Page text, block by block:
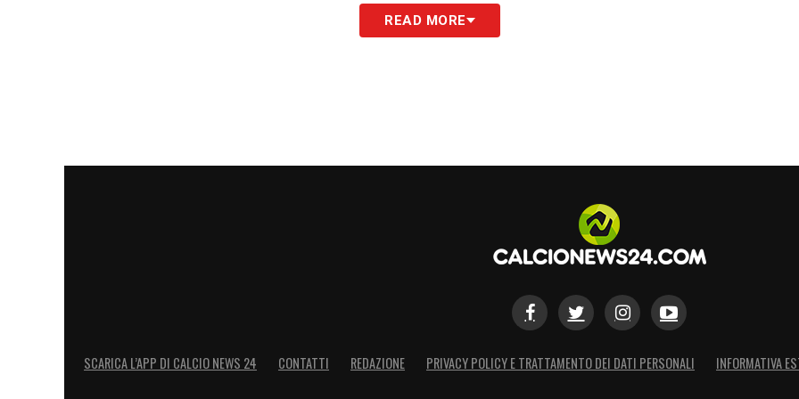
READ MORE
SCARICA L’APP DI CALCIO NEWS 24 CONTATTI REDAZIONE PRIVACY POLICY E TRATTAMENTO DEI DATI PERSONALI INFORMATIVA